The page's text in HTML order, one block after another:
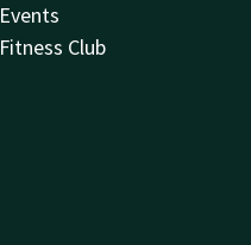
Events
Fitness Club